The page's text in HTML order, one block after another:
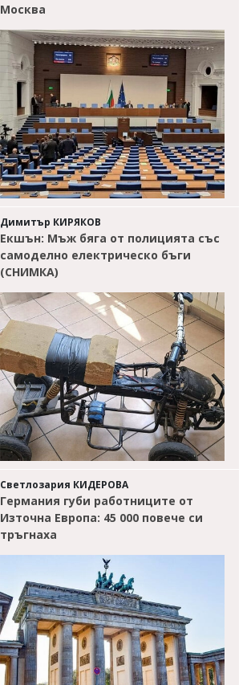
Москва
Димитър КИРЯКОВ
Екшън: Мъж бяга от полицията със
самоделно електрическо бъги
(СНИМКА)
Светлозария КИДЕРОВА
Германия губи работниците от
Източна Европа: 45 000 повече си
тръгнаха